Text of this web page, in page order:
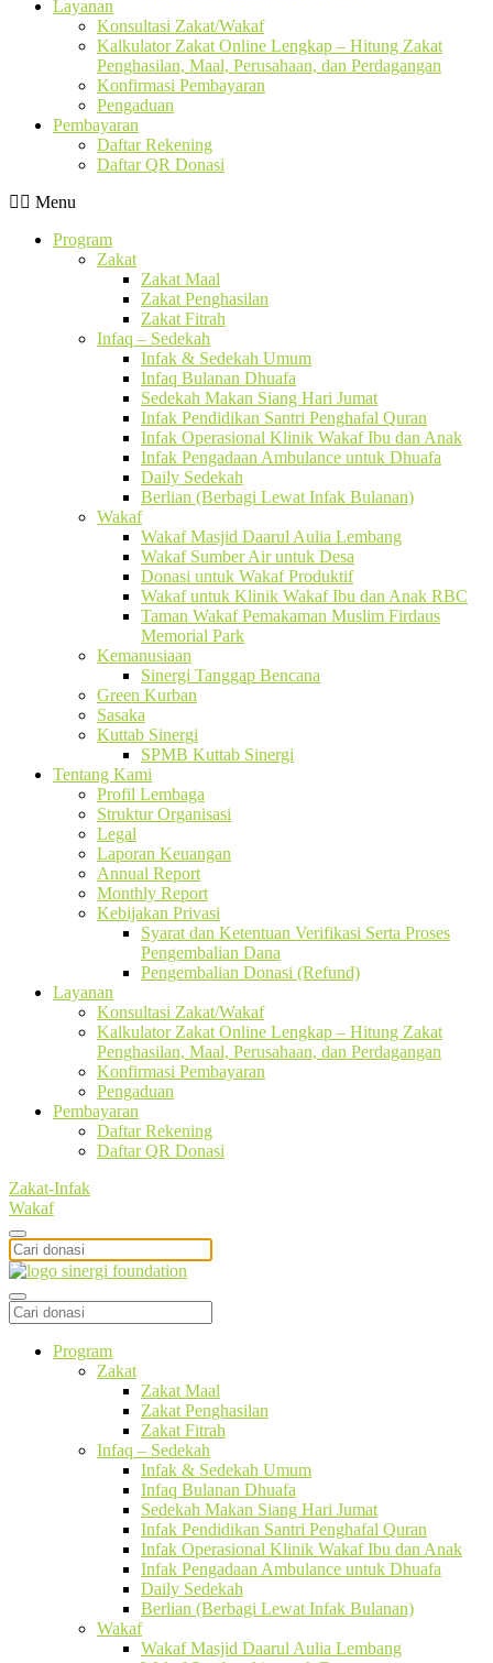
Layanan
Konsultasi Zakat/Wakaf
Kalkulator Zakat Online Lengkap – Hitung Zakat
Penghasilan, Maal, Perusahaan, dan Perdagangan
Konfirmasi Pembayaran
Pengaduan
Pembayaran
Daftar Rekening
Daftar QR Donasi
Menu
Program
Zakat
Zakat Maal
Zakat Penghasilan
Zakat Fitrah
Infaq – Sedekah
Infak & Sedekah Umum
Infaq Bulanan Dhuafa
Sedekah Makan Siang Hari Jumat
Infak Pendidikan Santri Penghafal Quran
Infak Operasional Klinik Wakaf Ibu dan Anak
Infak Pengadaan Ambulance untuk Dhuafa
Daily Sedekah
Berlian (Berbagi Lewat Infak Bulanan)
Wakaf
Wakaf Masjid Daarul Aulia Lembang
Wakaf Sumber Air untuk Desa
Donasi untuk Wakaf Produktif
Wakaf untuk Klinik Wakaf Ibu dan Anak RBC
Taman Wakaf Pemakaman Muslim Firdaus
Memorial Park
Kemanusiaan
Sinergi Tanggap Bencana
Green Kurban
Sasaka
Kuttab Sinergi
SPMB Kuttab Sinergi
Tentang Kami
Profil Lembaga
Struktur Organisasi
Legal
Laporan Keuangan
Annual Report
Monthly Report
Kebijakan Privasi
Syarat dan Ketentuan Verifikasi Serta Proses
Pengembalian Dana
Pengembalian Donasi (Refund)
Layanan
Konsultasi Zakat/Wakaf
Kalkulator Zakat Online Lengkap – Hitung Zakat
Penghasilan, Maal, Perusahaan, dan Perdagangan
Konfirmasi Pembayaran
Pengaduan
Pembayaran
Daftar Rekening
Daftar QR Donasi
Zakat-Infak
Wakaf
Program
Zakat
Zakat Maal
Zakat Penghasilan
Zakat Fitrah
Infaq – Sedekah
Infak & Sedekah Umum
Infaq Bulanan Dhuafa
Sedekah Makan Siang Hari Jumat
Infak Pendidikan Santri Penghafal Quran
Infak Operasional Klinik Wakaf Ibu dan Anak
Infak Pengadaan Ambulance untuk Dhuafa
Daily Sedekah
Berlian (Berbagi Lewat Infak Bulanan)
Wakaf
Wakaf Masjid Daarul Aulia Lembang